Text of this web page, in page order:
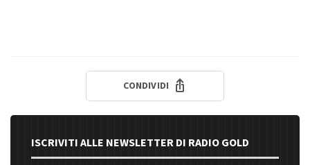
CONDIVIDI
ISCRIVITI ALLE NEWSLETTER DI RADIO GOLD